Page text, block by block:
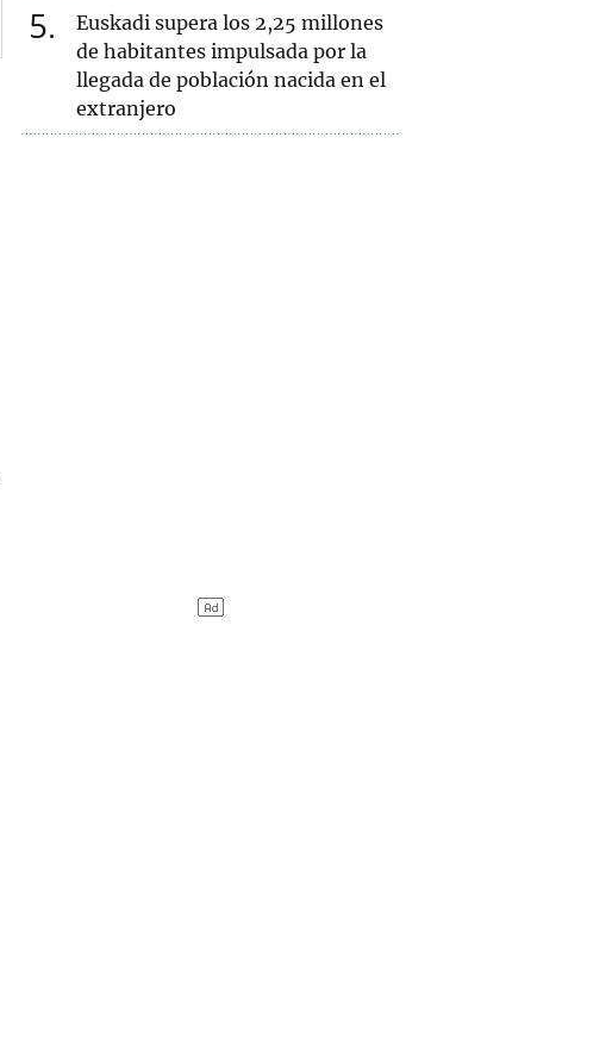
5
Euskadi supera los 2,25 millones
de habitantes impulsada por la
llegada de población nacida en el
extranjero